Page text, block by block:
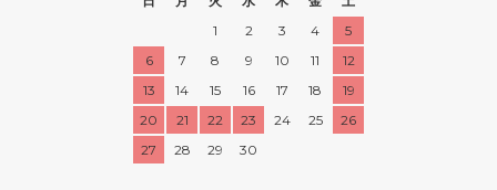
1
2 3 4
5
6
7 8 9 10 11
12
13
14 15 16 17 18
19
20
21 22 23 24 25
26
27
28 29 30